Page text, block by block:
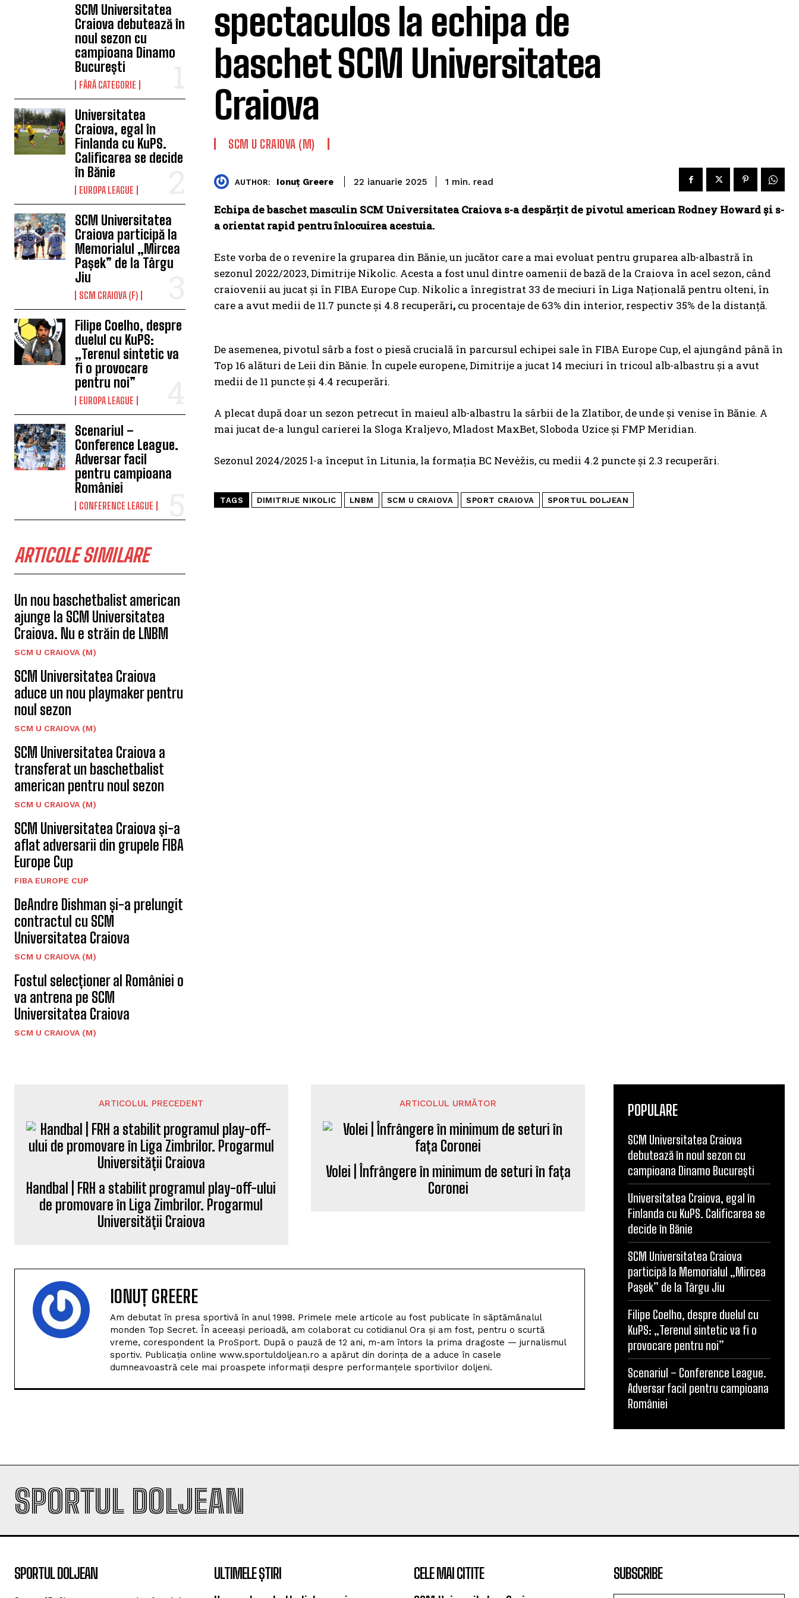
SCM Universitatea
Craiova debutează în
noul sezon cu
campioana Dinamo
București
FĂRĂ CATEGORIE
Universitatea
Craiova, egal în
Finlanda cu KuPS.
Calificarea se decide
în Bănie
EUROPA LEAGUE
SCM Universitatea
Craiova participă la
Memorialul „Mircea
Pașek” de la Târgu
Jiu
SCM CRAIOVA (F)
Filipe Coelho, despre
duelul cu KuPS:
„Terenul sintetic va
fi o provocare
pentru noi”
EUROPA LEAGUE
Scenariul –
Conference League.
Adversar facil
pentru campioana
României
CONFERENCE LEAGUE
ARTICOLE SIMILARE
Un nou baschetbalist american
ajunge la SCM Universitatea
Craiova. Nu e străin de LNBM
SCM U CRAIOVA (M)
SCM Universitatea Craiova
aduce un nou playmaker pentru
noul sezon
SCM U CRAIOVA (M)
SCM Universitatea Craiova a
transferat un baschetbalist
american pentru noul sezon
SCM U CRAIOVA (M)
SCM Universitatea Craiova și-a
aflat adversarii din grupele FIBA
Europe Cup
FIBA EUROPE CUP
DeAndre Dishman și-a prelungit
contractul cu SCM
Universitatea Craiova
SCM U CRAIOVA (M)
Fostul selecționer al României o
va antrena pe SCM
Universitatea Craiova
SCM U CRAIOVA (M)
spectaculos la echipa de
baschet SCM Universitatea
Craiova
SCM U CRAIOVA (M)
AUTHOR: Ionuț Greere 22 ianuarie 2025 1 min. read
Echipa de baschet masculin SCM Universitatea Craiova s-a despărțit de pivotul american Rodney Howard și s-
a orientat rapid pentru înlocuirea acestuia.
Este vorba de o revenire la gruparea din Bănie, un jucător care a mai evoluat pentru gruparea alb-albastră în
sezonul 2022/2023, Dimitrije Nikolic. Acesta a fost unul dintre oamenii de bază de la Craiova în acel sezon, când
craiovenii au jucat și în FIBA Europe Cup. Nikolic a înregistrat 33 de meciuri în Liga Națională pentru olteni, în
care a avut medii de 11.7 puncte și 4.8 recuperări, cu procentaje de 63% din interior, respectiv 35% de la distanță.
De asemenea, pivotul sârb a fost o piesă crucială în parcursul echipei sale în FIBA Europe Cup, el ajungând până în
Top 16 alături de Leii din Bănie. În cupele europene, Dimitrije a jucat 14 meciuri în tricoul alb-albastru și a avut
medii de 11 puncte și 4.4 recuperări.
A plecat după doar un sezon petrecut în maieul alb-albastru la sârbii de la Zlatibor, de unde și venise în Bănie. A
mai jucat de-a lungul carierei la Sloga Kraljevo, Mladost MaxBet, Sloboda Uzice și FMP Meridian.
Sezonul 2024/2025 l-a început în Litunia, la formația BC Nevėžis, cu medii 4.2 puncte și 2.3 recuperări.
TAGS DIMITRIJE NIKOLIC LNBM SCM U CRAIOVA SPORT CRAIOVA SPORTUL DOLJEAN
ARTICOLUL PRECEDENT
Handbal | FRH a stabilit programul play-off-ului
de promovare în Liga Zimbrilor. Progarmul
Universității Craiova
ARTICOLUL URMĂTOR
Volei | Înfrângere în minimum de seturi în fața
Coronei
IONUȚ GREERE
Am debutat în presa sportivă în anul 1998. Primele mele articole au fost publicate în săptămânalul
monden Top Secret. În aceeași perioadă, am colaborat cu cotidianul Ora și am fost, pentru o scurtă
vreme, corespondent la ProSport. După o pauză de 12 ani, m-am întors la prima dragoste — jurnalismul
sportiv. Publicația online www.sportuldoljean.ro a apărut din dorința de a aduce în casele
dumneavoastră cele mai proaspete informații despre performanțele sportivilor doljeni.
POPULARE
SCM Universitatea Craiova
debutează în noul sezon cu
campioana Dinamo București
Universitatea Craiova, egal în
Finlanda cu KuPS. Calificarea se
decide în Bănie
SCM Universitatea Craiova
participă la Memorialul „Mircea
Pașek” de la Târgu Jiu
Filipe Coelho, despre duelul cu
KuPS: „Terenul sintetic va fi o
provocare pentru noi”
Scenariul – Conference League.
Adversar facil pentru campioana
României
SPORTUL DOLJEAN
SPORTUL DOLJEAN ULTIMELE ȘTIRI CELE MAI CITITE SUBSCRIBE